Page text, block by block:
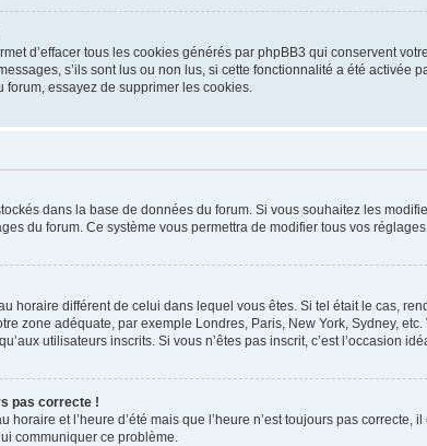
d’effacer tous les cookies générés par phpBB3 qui conservent
s’ils sont lus ou non lus, si cette fonctionnalité a été activée
essayez de supprimer les cookies.
dans la base de données du forum. Si vous souhaitez les
du forum. Ce système vous permettra de modifier tous vos
horaire différent de celui dans lequel vous êtes. Si tel était le cas,
zone adéquate, par exemple Londres, Paris, New York, Sydney,
utilisateurs inscrits. Si vous n’êtes pas inscrit, c’est l’occasion
pas correcte !
et l’heure d’été mais que l’heure n’est toujours pas correcte,
communiquer ce problème.